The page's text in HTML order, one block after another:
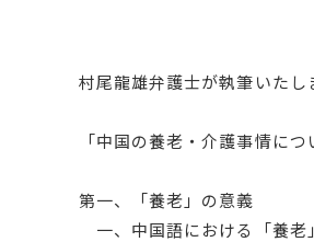
村尾龍雄弁護士が執筆いたし
「中国の養老・介護事情につ
第一、「養老」の意義
一、中国語における「養老